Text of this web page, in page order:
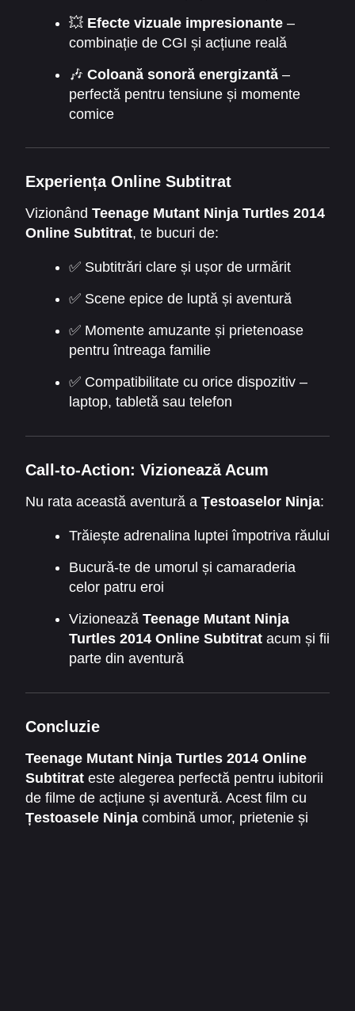
💥 Efecte vizuale impresionante–
combinație de CGI și acțiune reală
🎶 Coloană sonoră energizantă–
perfectă pentru tensiune și momente
comice
Experiența Online Subtitrat
Vizionând Teenage Mutant Ninja Turtles 2014
Online Subtitrat, te bucuri de:
✅ Subtitrări clare și ușor de urmărit
✅ Scene epice de luptă și aventură
✅ Momente amuzante și prietenoase
pentru întreaga familie
✅ Compatibilitate cu orice dispozitiv –
laptop, tabletă sau telefon
Call-to-Action: Vizionează Acum
Nu rata această aventură a Țestoaselor Ninja:
Trăiește adrenalina luptei împotriva răului
Bucură-te de umorul și camaraderia
celor patru eroi
Vizionează Teenage Mutant Ninja
Turtles 2014 Online Subtitratacum și fii
parte din aventură
Concluzie
Teenage Mutant Ninja Turtles 2014 Online
Subtitrat este alegerea perfectă pentru iubitorii
de filme de acțiune și aventură. Acest film cu
Țestoasele Ninja combină umor, prietenie și